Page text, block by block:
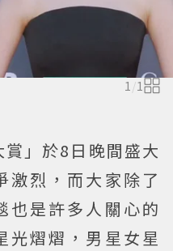
1/1
」於8日晚間盛大
激烈，而大家除了
也是許多人關心的
光熠熠，男星女星